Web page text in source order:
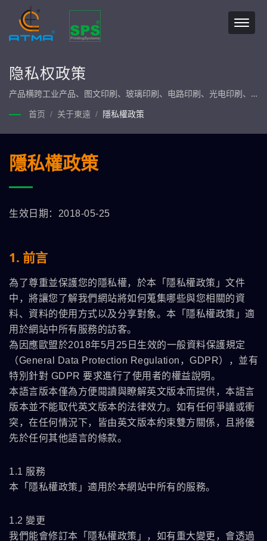
隐私权政策
产品横跨工业产品、图文印刷、玻璃印刷、电路印刷、光电印刷、
生医印刷及绿能印刷等七大产业类别。一条龙服务，产品自行制
造、组装，坚持最高品质承诺。
首页 / 关于東遠 / 隱私權政策
隱私權政策
生效日期：2018-05-25
1. 前言
為了尊重並保護您的隱私權，於本「隱私權政策」文件
中，將讓您了解我們網站將如何蒐集哪些與您相關的資
料、資料的使用方式以及分享對象。本「隱私權政策」適
用於網站中所有服務的訪客。
為因應歐盟於2018年5月25日生效的一般資料保護規定
（General Data Protection Regulation，GDPR），並有
特別針對 GDPR 要求進行了使用者的權益說明。
本語言版本僅為方便閱讀與瞭解英文版本而提供，本語言
版本並不能取代英文版本的法律效力。如有任何爭議或衝
突，在任何情況下，皆由英文版本約束雙方關係，且將優
先於任何其他語言的條款。
1.1 服務
本「隱私權政策」適用於本網站中所有的服務。
1.2 變更
我們能會修訂本「隱私權政策」，如有重大變更，會透過